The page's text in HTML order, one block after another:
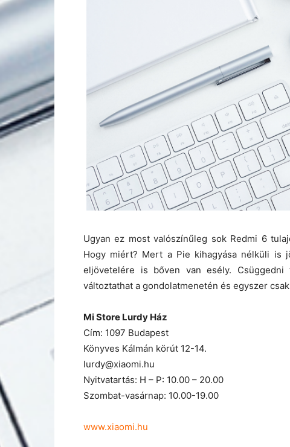
Ugyan ez most valószínűleg sok Redmi 6
Hogy miért? Mert a Pie kihagyása nélküli is
eljövetelére is bőven van esély.
változtathat a gondolatmenetén és egyszer
Mi Store Lurdy Ház
Cím: 1097 Budapest
Könyves Kálmán körút 12-14.
lurdy@xiaomi.hu
Nyitvatartás: H – P: 10.00 – 20.00
Szombat-vasárnap: 10.00-19.00
www.xiaomi.hu